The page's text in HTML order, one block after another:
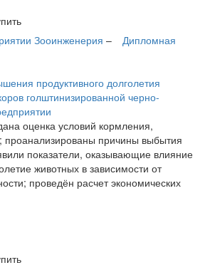
Зооинженерия –
Дипломная
продуктивного долголетия
голштинизированной черно-
оценка условий кормления,
проанализированы причины выбытия
показатели, оказывающие влияние
животных в зависимости от
проведён расчет экономических